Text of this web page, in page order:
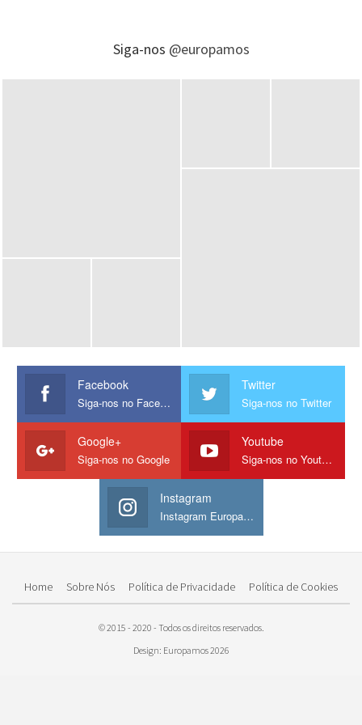
Siga-nos @europamos
Facebook
Siga-nos no Facebook
Twitter
Siga-nos no Twitter
Google+
Siga-nos no Google
Youtube
Siga-nos no Youtube
Instagram
Instagram Europamos
Home Sobre Nós Política de Privacidade Política de Cookies
© 2015 - 2020 - Todos os direitos reservados.
Design: Europamos 2026